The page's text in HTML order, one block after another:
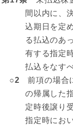
間以内に、
込期日を定
る払込のあ
有する指定
払込をなす
○2 前項の場合
の帰属した
定時後譲り
指定時にお